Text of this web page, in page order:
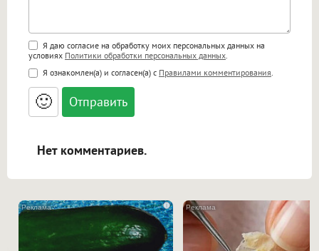
Поддержка HTML
<b>, <strong>, <u>, <i>, <em>, <s>, <big>,
<small>, <sup>, <sub>, <pre>, <ul>, <ol>, <li>,
<blockquote>, <code> экранирует HTML,
адреса URL автоматически становятся
ссылками, и [img]адрес[/img] будет
Я даю согласие на обработку моих персональных данных на
условиях Политики обработки персональных данных.
Я ознакомлен(а) и согласен(а) с Правилами комментирования.
🙂
Нет комментариев.
i